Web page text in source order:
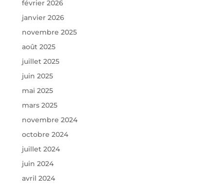
février 2026
janvier 2026
novembre 2025
août 2025
juillet 2025
juin 2025
mai 2025
mars 2025
novembre 2024
octobre 2024
juillet 2024
juin 2024
avril 2024